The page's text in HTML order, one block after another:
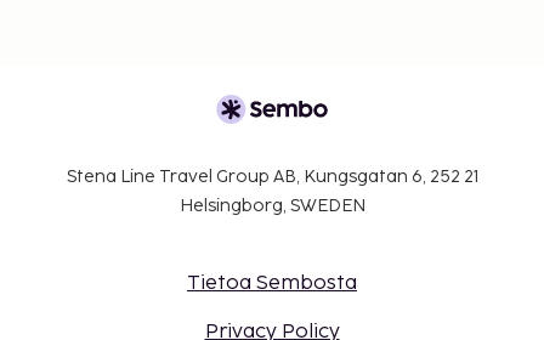
Stena Line Travel Group AB, Kungsgatan 6, 252 21
Helsingborg, SWEDEN
Tietoa Sembosta
Privacy Policy